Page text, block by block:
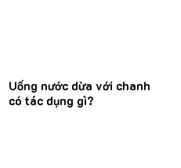
Uống nước dừa với chanh
có tác dụng gì?